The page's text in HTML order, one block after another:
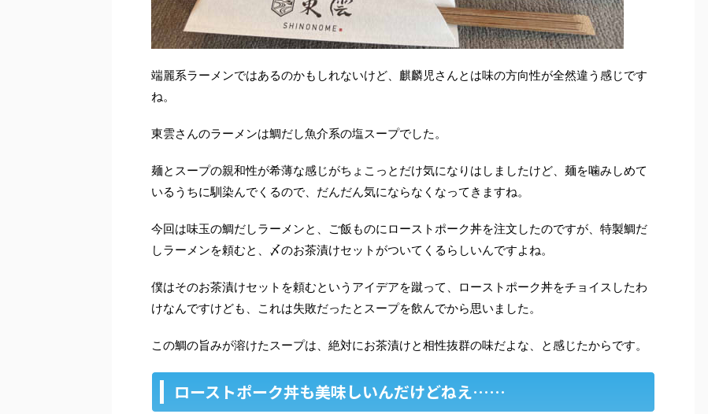
端麗系ラーメンではあるのかもしれないけど、麒麟児さんとは味の方向性が全然違う感じです
ね。
東雲さんのラーメンは鯛だし魚介系の塩スープでした。
麺とスープの親和性が希薄な感じがちょこっとだけ気になりはしましたけど、麺を噛みしめて
いるうちに馴染んでくるので、だんだん気にならなくなってきますね。
今回は味玉の鯛だしラーメンと、ご飯ものにローストポーク丼を注文したのですが、特製鯛だ
しラーメンを頼むと、〆のお茶漬けセットがついてくるらしいんですよね。
僕はそのお茶漬けセットを頼むというアイデアを蹴って、ローストポーク丼をチョイスしたわ
けなんですけども、これは失敗だったとスープを飲んでから思いました。
この鯛の旨みが溶けたスープは、絶対にお茶漬けと相性抜群の味だよな、と感じたからです。
ローストポーク丼も美味しいんだけどねえ……